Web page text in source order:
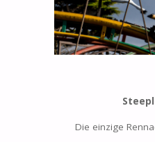
Die einzige